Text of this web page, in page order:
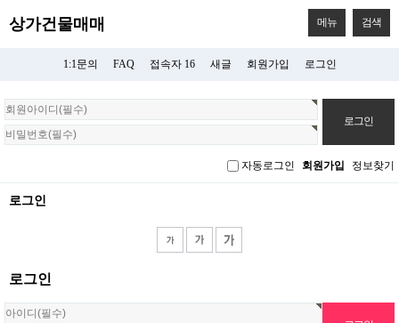
상가건물매매 메뉴 검색
1:1문의 FAQ 접속자 16 새글 회원가입 로그인
회
원
로
자동로그인 회원가입 정보찾기
로그인
로그인